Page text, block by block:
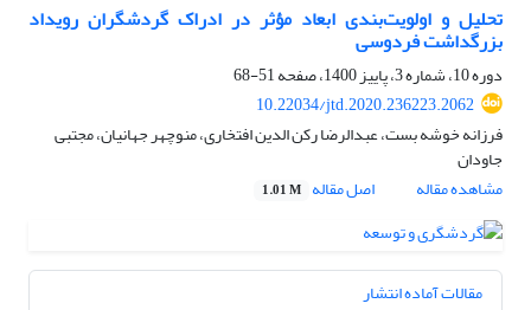
تحلیل و اولویت‌بندی ابعاد مؤثر در ادراک گردشگران رویداد
بزرگداشت فردوسی
دوره 10، شماره 3، پاییز 1400، صفحه
51-68
10.22034/jtd.2020.236223.2062
فرزانه خوشه بست، عبدالرضا رکن الدین افتخاری، منوچهر جهانیان، مجتبی
جاودان
مشاهده مقاله
اصل مقاله 1.01 M
مقالات آماده انتشار